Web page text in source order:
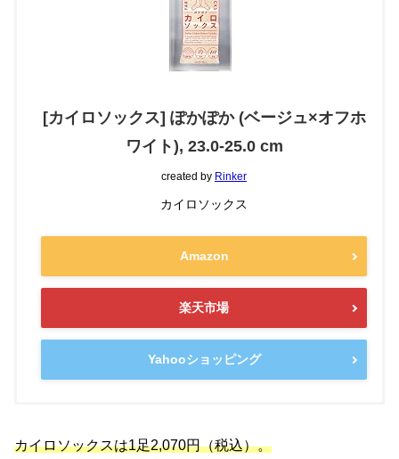
[カイロソックス] ぽかぽか (ベージュ×オフホ
ワイト), 23.0-25.0 cm
created by Rinker
カイロソックス
Amazon
楽天市場
Yahooショッピング
カイロソックスは1足2,070円（税込）。